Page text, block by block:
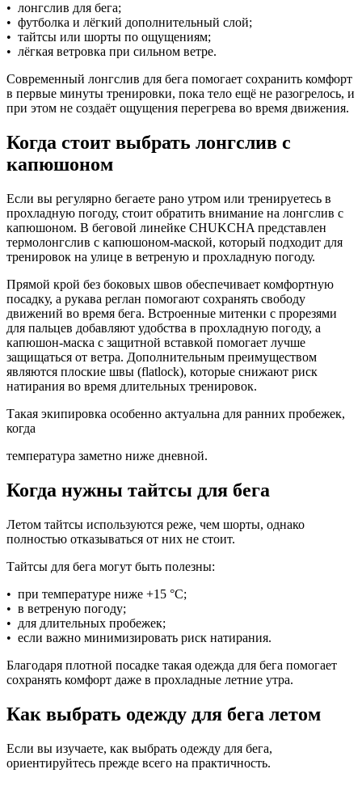
• лонгслив для бега;
• футболка и лёгкий дополнительный слой;
• тайтсы или шорты по ощущениям;
• лёгкая ветровка при сильном ветре.
Современный лонгслив для бега помогает сохранить комфорт
в первые минуты тренировки, пока тело ещё не разогрелось, и
при этом не создаёт ощущения перегрева во время движения.
Когда стоит выбрать лонгслив с
капюшоном
Если вы регулярно бегаете рано утром или тренируетесь в
прохладную погоду, стоит обратить внимание на лонгслив с
капюшоном. В беговой линейке CHUKCHA представлен
термолонгслив с капюшоном-маской, который подходит для
тренировок на улице в ветреную и прохладную погоду.
Прямой крой без боковых швов обеспечивает комфортную
посадку, а рукава реглан помогают сохранять свободу
движений во время бега. Встроенные митенки с прорезями
для пальцев добавляют удобства в прохладную погоду, а
капюшон-маска с защитной вставкой помогает лучше
защищаться от ветра. Дополнительным преимуществом
являются плоские швы (flatlock), которые снижают риск
натирания во время длительных тренировок.
Такая экипировка особенно актуальна для ранних пробежек,
когда
температура заметно ниже дневной.
Когда нужны тайтсы для бега
Летом тайтсы используются реже, чем шорты, однако
полностью отказываться от них не стоит.
Тайтсы для бега могут быть полезны:
• при температуре ниже +15 °C;
• в ветреную погоду;
• для длительных пробежек;
• если важно минимизировать риск натирания.
Благодаря плотной посадке такая одежда для бега помогает
сохранять комфорт даже в прохладные летние утра.
Как выбрать одежду для бега летом
Если вы изучаете, как выбрать одежду для бега,
ориентируйтесь прежде всего на практичность.